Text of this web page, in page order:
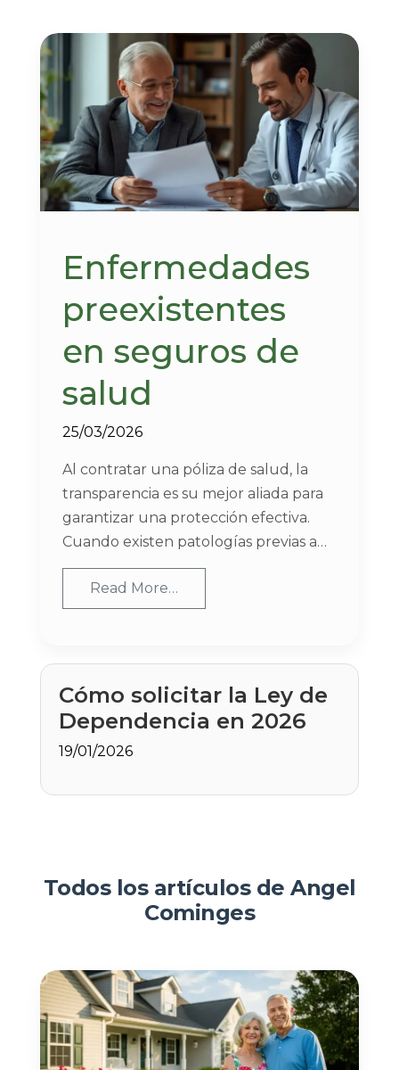
Enfermedades
preexistentes
en seguros de
salud
25/03/2026
Al contratar una póliza de salud, la
transparencia es su mejor aliada para
garantizar una protección efectiva.
Cuando existen patologías previas a…
Read More…
Cómo solicitar la Ley de
Dependencia en 2026
19/01/2026
Todos los artículos de Angel
Cominges